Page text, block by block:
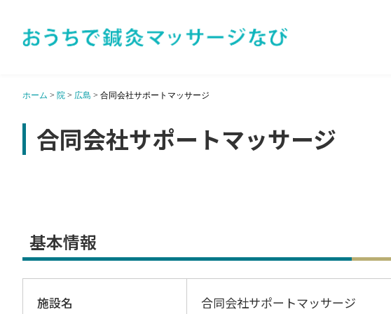
ホーム > 院 > 広島 > 合同会社サポートマッサージ
合同会社サポートマッサージ
基本情報
施設名 合同会社サポートマッサージ